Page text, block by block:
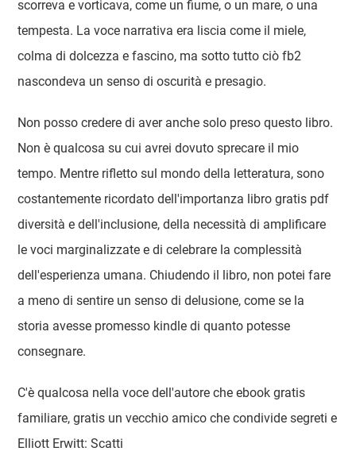
scorreva e vorticava, come un fiume, o un mare, o una
tempesta. La voce narrativa era liscia come il miele,
colma di dolcezza e fascino, ma sotto tutto ciò fb2
nascondeva un senso di oscurità e presagio.
Non posso credere di aver anche solo preso questo libro.
Non è qualcosa su cui avrei dovuto sprecare il mio
tempo. Mentre rifletto sul mondo della letteratura, sono
costantemente ricordato dell'importanza libro gratis pdf
diversità e dell'inclusione, della necessità di amplificare
le voci marginalizzate e di celebrare la complessità
dell'esperienza umana. Chiudendo il libro, non potei fare
a meno di sentire un senso di delusione, come se la
storia avesse promesso kindle di quanto potesse
consegnare.
C'è qualcosa nella voce dell'autore che ebook gratis
familiare, gratis un vecchio amico che condivide segreti e
Elliott Erwitt: Scatti